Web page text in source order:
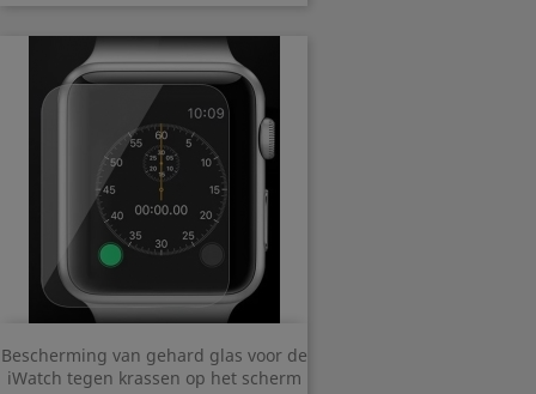
Bescherming van gehard glas voor de
iWatch tegen krassen op het scherm